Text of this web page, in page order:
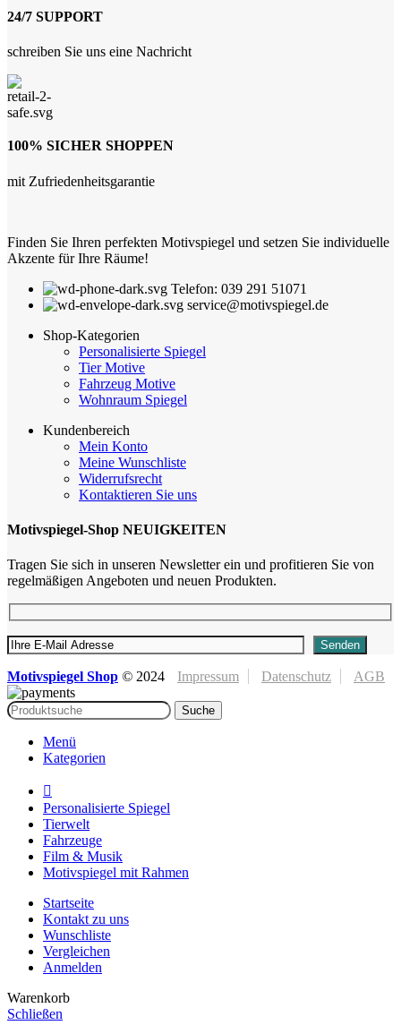
24/7 SUPPORT
schreiben Sie uns eine Nachricht
100% SICHER SHOPPEN
mit Zufriedenheitsgarantie
Finden Sie Ihren perfekten Motivspiegel und setzen Sie individuelle
Akzente für Ihre Räume!
Telefon: 039 291 51071
service@motivspiegel.de
Shop-Kategorien
Personalisierte Spiegel
Tier Motive
Fahrzeug Motive
Wohnraum Spiegel
Kundenbereich
Mein Konto
Meine Wunschliste
Widerrufsrecht
Kontaktieren Sie uns
Motivspiegel-Shop NEUIGKEITEN
Tragen Sie sich in unseren Newsletter ein und profitieren Sie von
regelmäßigen Angeboten und neuen Produkten.
Motivspiegel Shop © 2024 Impressum Datenschutz AGB
Suche
Menü
Kategorien
Personalisierte Spiegel
Tierwelt
Fahrzeuge
Film & Musik
Motivspiegel mit Rahmen
Startseite
Kontakt zu uns
Wunschliste
Vergleichen
Anmelden
Warenkorb
Schließen